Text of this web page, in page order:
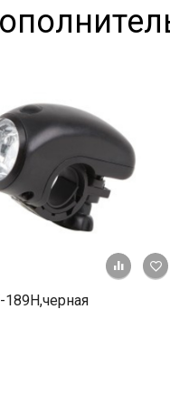
+
Быстрый